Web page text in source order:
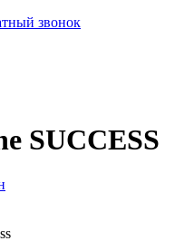
звонок
SUCCESS